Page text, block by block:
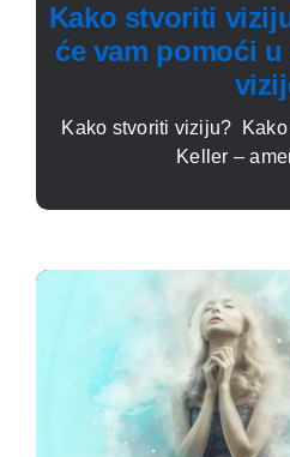
Kako stvoriti
će vam pomoći
Kako stvoriti viziju?
Keller –